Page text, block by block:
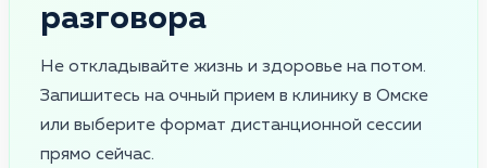
разговора
Не откладывайте жизнь и здоровье на потом.
Запишитесь на очный прием в клинику в Омске
или выберите формат дистанционной сессии
прямо сейчас.